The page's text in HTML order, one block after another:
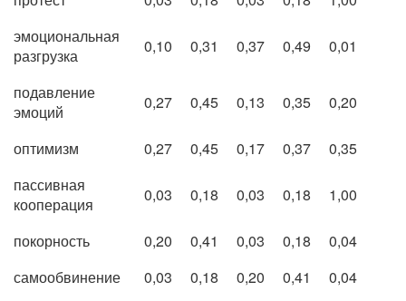
эмоциональная
разгрузка
0,10 0,31 0,37 0,49 0,01
подавление
эмоций
0,27 0,45 0,13 0,35 0,20
оптимизм 0,27 0,45 0,17 0,37
0,35
пассивная
кооперация
0,03 0,18 0,03 0,18 1,00
покорность 0,20 0,41 0,03 0,18
0,04
самообвинение
0,03 0,18 0,20 0,41
0,04